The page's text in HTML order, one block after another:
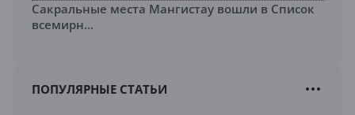
Сакральные места Мангистау вошли в Список
всемирн...
ПОПУЛЯРНЫЕ СТАТЬИ